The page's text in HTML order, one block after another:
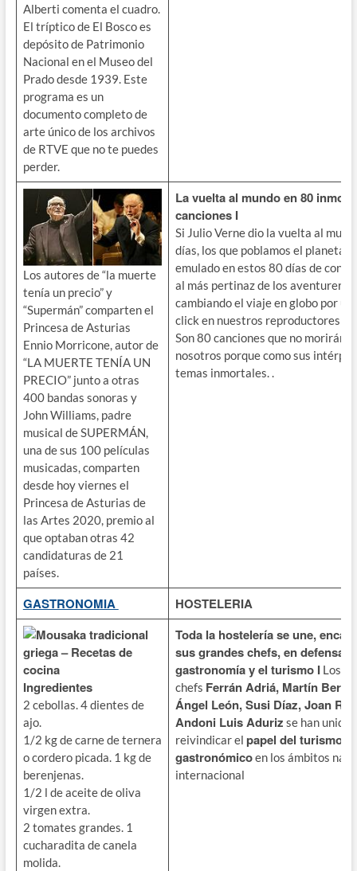
Alberti comenta el cuadro.
El tríptico de El Bosco es
depósito de Patrimonio
Nacional en el Museo del
Prado desde 1939. Este
programa es un
documento completo de
arte único de los archivos
de RTVE que no te puedes
perder.
Los autores de “la muerte
tenía un precio” y
“Supermán” comparten el
Princesa de Asturias
Ennio Morricone, autor de
“LA MUERTE TENÍA UN
PRECIO” junto a otras
400 bandas sonoras y
John Williams, padre
musical de SUPERMÁN,
una de sus 100 películas
musicadas, comparten
desde hoy viernes el
Princesa de Asturias de
las Artes 2020, premio al
que optaban otras 42
candidaturas de 21
países.
La vuelta al mundo en 80
canciones I
Si Julio Verne dio la vuelta al
días, los que poblamos el planeta
emulado en estos 80 días de
al más pertinaz de los
cambiando el viaje en globo por un
click en nuestros reproductores de
Son 80 canciones que no morirán
nosotros porque como sus
temas inmortales. .
GASTRONOMIA
HOSTELERIA
Mousaka tradicional
griega – Recetas de
cocina
Ingredientes
2 cebollas. 4 dientes de
ajo.
1/2 kg de carne de ternera
o cordero picada. 1 kg de
berenjenas.
1/2 l de aceite de oliva
virgen extra.
2 tomates grandes. 1
cucharadita de canela
molida.
Toda la hostelería se une,
sus grandes chefs, en defensa
gastronomía y el turismo ILos
chefs Ferrán Adriá, Martín
Ángel León, Susi Díaz, Joan
Andoni Luis Aduriz se han unido
reivindicar el papel del turismo
gastronómicoen los ámbitos
internacional